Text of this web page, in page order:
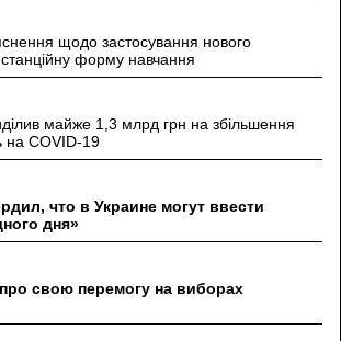
щодо застосування нового
форму навчання
майже 1,3 млрд грн на збільшення
на COVID-19
что в Украине могут ввести
дня»
свою перемогу на виборах